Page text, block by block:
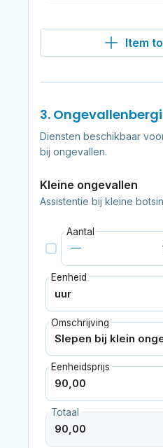
Item
3.
Diensten beschikbaar
bij ongevallen.
Kleine ongevallen
Assistentie bij kleine
Aantal
Eenheid
Omschrijving
Eenheidsprijs
Totaal